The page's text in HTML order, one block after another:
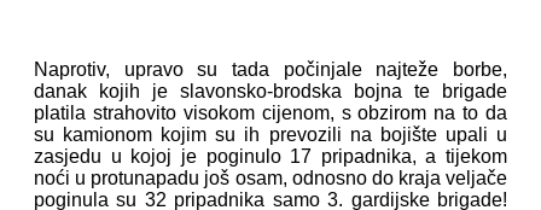
Naprotiv, upravo su tada počinjale najteže borbe,
danak kojih je slavonsko-brodska bojna te brigade
platila strahovito visokom cijenom, s obzirom na to da
su kamionom kojim su ih prevozili na bojište upali u
zasjedu u kojoj je poginulo 17 pripadnika, a tijekom
noći u protunapadu još osam, odnosno do kraja veljače
poginula su 32 pripadnika samo 3. gardijske brigade!